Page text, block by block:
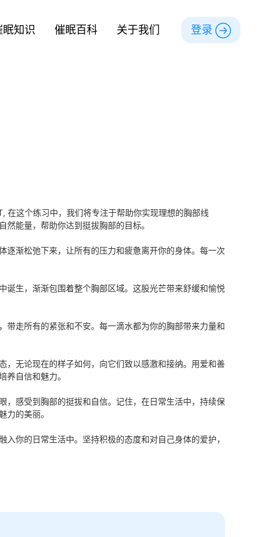
眠知识 催眠百科 关于我们 登录
在这个练习中，我们将专注于帮助你实现理想的胸部线
能量，帮助你达到挺拔胸部的目标。
渐松弛下来，让所有的压力和疲惫离开你的身体。每一次
生，渐渐包围着整个胸部区域。这股光芒带来舒缓和愉悦
走所有的紧张和不安。每一滴水都为你的胸部带来力量和
，无论现在的样子如何，向它们致以感激和接纳。用爱和善
养自信和魅力。
，感受到胸部的挺拔和自信。记住，在日常生活中，持续保
力的美丽。
你的日常生活中。坚持积极的态度和对自己身体的爱护，